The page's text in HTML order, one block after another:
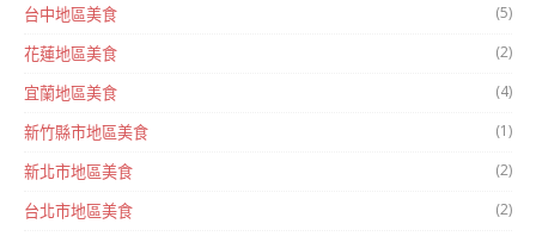
台中地區美食 (5)
花蓮地區美食 (2)
宜蘭地區美食 (4)
新竹縣市地區美食 (1)
新北市地區美食 (2)
台北市地區美食 (2)